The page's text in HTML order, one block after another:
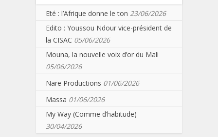
Eté : l’Afrique donne le ton 23/06/2026
Edito : Youssou Ndour vice-président de
la CISAC 05/06/2026
Mouna, la nouvelle voix d’or du Mali
05/06/2026
Nare Productions 01/06/2026
Massa 01/06/2026
My Way (Comme d’habitude)
30/04/2026